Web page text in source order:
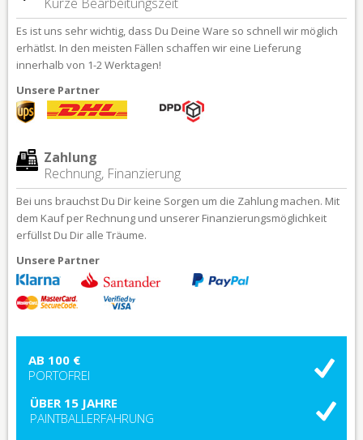
Es ist uns sehr wichtig, dass Du Deine Ware so schnell wir möglich
erhätlst. In den meisten Fällen schaffen wir eine Lieferung
innerhalb von 1-2 Werktagen!
Unsere Partner
Zahlung
Rechnung, Finanzierung
Bei uns brauchst Du Dir keine Sorgen um die Zahlung machen. Mit
dem Kauf per Rechnung und unserer Finanzierungsmöglichkeit
erfüllst Du Dir alle Träume.
Unsere Partner
AB 100 €
PORTOFREI
ÜBER 15 JAHRE
PAINTBALLERFAHRUNG